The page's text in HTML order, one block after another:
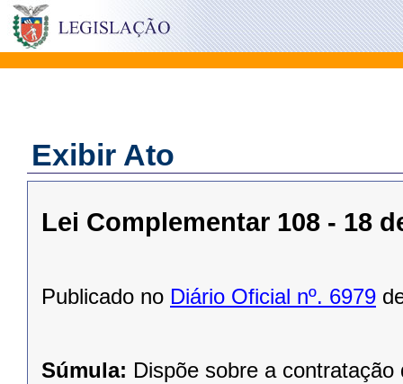
Exibir Ato
Lei Complementar 108 - 18
Publicado no Diário Oficial nº. 6979
Súmula: Dispõe sobre a